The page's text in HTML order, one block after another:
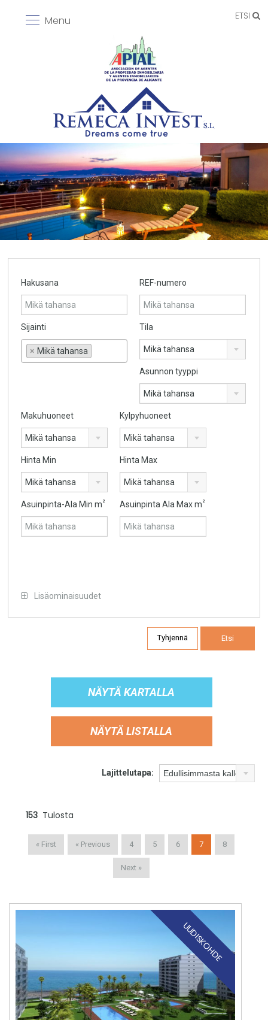
ETSI
Menu
Hakusana REF-numero
Sijainti
× Mikä tahansa
Tila
Mikä tahansa
Asunnon tyyppi
Mikä tahansa
Makuhuoneet
Mikä tahansa
Kylpyhuoneet
Mikä tahansa
Hinta Min
Mikä tahansa
Hinta Max
Mikä tahansa
Asuinpinta-Ala Min m² Asuinpinta Ala Max m²
Lisäominaisuudet
Tyhjennä Etsi
NÄYTÄ KARTALLA
NÄYTÄ LISTALLA
Lajittelutapa:
153 Tulosta
« First « Previous 4 5 6 7 8
Next »
UUDISKOHDE